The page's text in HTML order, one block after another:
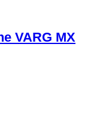
VARG MX